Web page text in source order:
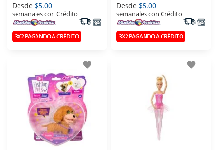
Desde $5.00
semanales con Crédito
3X2 PAGANDO A CRÉDITO
Desde $5.00
semanales con Crédito
3X2 PAGANDO A CRÉDITO
favorite favorite